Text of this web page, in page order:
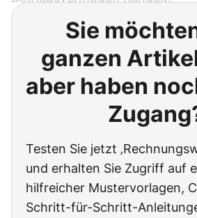
Sie
ganzen
aber haben
Testen Sie jetzt
und erhalten Sie Zugriff auf
hilfreicher Mustervorlagen,
Schritt-für-Schritt-